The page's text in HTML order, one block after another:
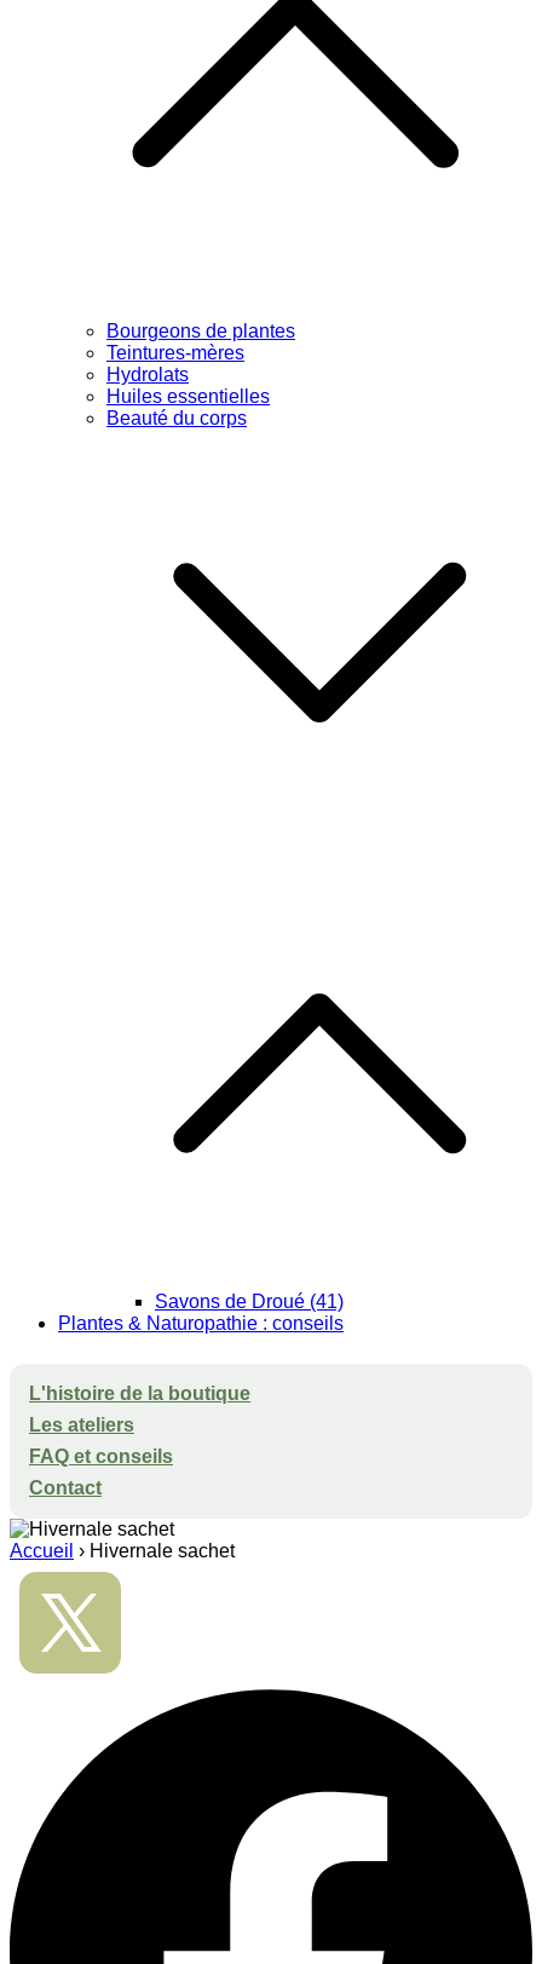
Bourgeons de plantes
Teintures-mères
Hydrolats
Huiles essentielles
Beauté du corps
Savons de Droué (41)
Plantes & Naturopathie : conseils
L'histoire de la boutique
Les ateliers
FAQ et conseils
Contact
Accueil › Hivernale sachet